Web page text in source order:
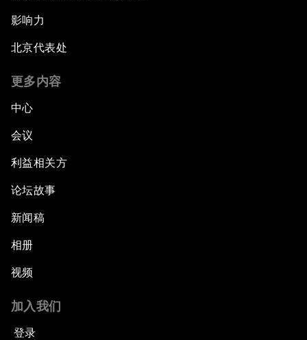
影响力
北京代表处
更多内容
中心
会议
利益相关方
论坛故事
新闻稿
相册
视频
加入我们
登录